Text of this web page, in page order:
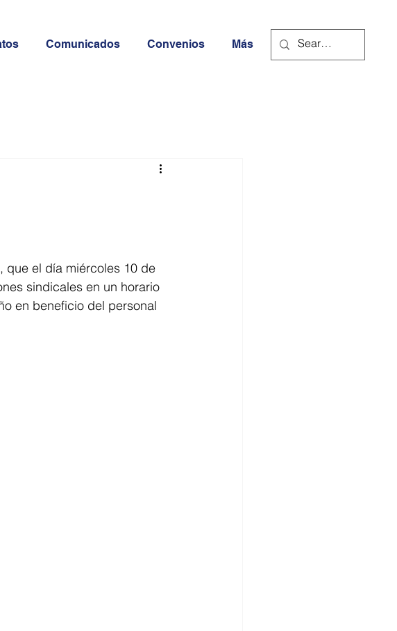
Comunicados Convenios Más
que el día miércoles 10 de
sindicales en un horario
en beneficio del personal